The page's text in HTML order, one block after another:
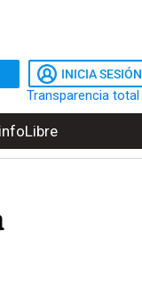
INICIA SESIÓN
Transparencia total